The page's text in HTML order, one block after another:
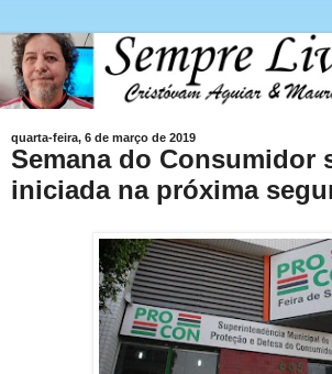
quarta-feira, 6 de março de 2019
Semana do Consumidor
iniciada na próxima